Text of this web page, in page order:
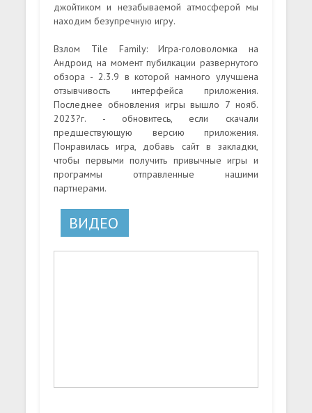
джойтиком и незабываемой атмосферой мы
находим безупречную игру.
Взлом Tile Family: Игра-головоломка на
Андроид на момент пубилкации развернутого
обзора - 2.3.9 в которой намного улучшена
отзывчивость интерфейса приложения.
Последнее обновления игры вышло 7 нояб.
2023?г. - обновитесь, если скачали
предшествующую версию приложения.
Понравилась игра, добавь сайт в закладки,
чтобы первыми получить привычные игры и
программы отправленные нашими
партнерами.
ВИДЕО